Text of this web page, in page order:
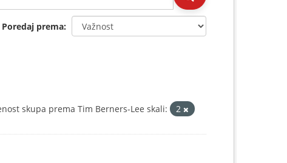
Poredaj prema
skupa prema Tim Berners-Lee skali: 2